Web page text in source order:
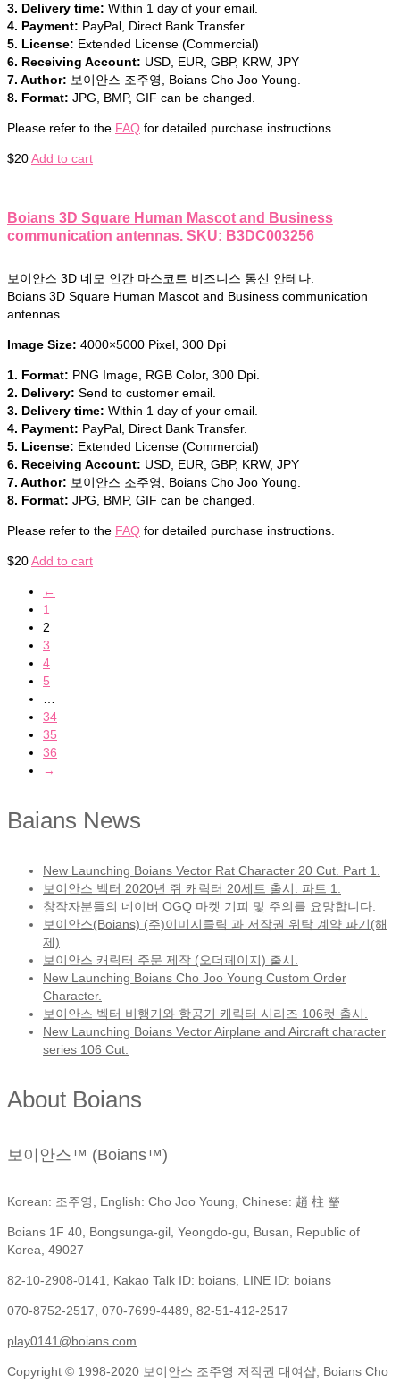
3. Delivery time: Within 1 day of your email.
4. Payment: PayPal, Direct Bank Transfer.
5. License: Extended License (Commercial)
6. Receiving Account: USD, EUR, GBP, KRW, JPY
7. Author: 보이안스 조주영, Boians Cho Joo Young.
8. Format: JPG, BMP, GIF can be changed.
Please refer to the FAQ for detailed purchase instructions.
$20Add to cart
Boians 3D Square Human Mascot and Business
communication antennas. SKU: B3DC003256
보이안스 3D 네모 인간 마스코트 비즈니스 통신 안테나.
Boians 3D Square Human Mascot and Business communication
antennas.
Image Size: 4000×5000 Pixel, 300 Dpi
1. Format: PNG Image, RGB Color, 300 Dpi.
2. Delivery: Send to customer email.
3. Delivery time: Within 1 day of your email.
4. Payment: PayPal, Direct Bank Transfer.
5. License: Extended License (Commercial)
6. Receiving Account: USD, EUR, GBP, KRW, JPY
7. Author: 보이안스 조주영, Boians Cho Joo Young.
8. Format: JPG, BMP, GIF can be changed.
Please refer to the FAQ for detailed purchase instructions.
$20Add to cart
←
1
2
3
4
5
34
35
36
→
Baians News
New Launching Boians Vector Rat Character 20 Cut. Part 1.
보이안스 벡터 2020년 쥐 캐릭터 20세트 출시. 파트 1.
창작자분들의 네이버 OGQ 마켓 기피 및 주의를 요망합니다.
보이안스(Boians) (주)이미지클릭 과 저작권 위탁 계약 파기(해
제)
보이안스 캐릭터 주문 제작 (오더페이지) 출시.
New Launching Boians Cho Joo Young Custom Order
Character.
보이안스 벡터 비행기와 항공기 캐릭터 시리즈 106컷 출시.
New Launching Boians Vector Airplane and Aircraft character
series 106 Cut.
About Boians
보이안스™ (Boians™)
Korean: 조주영, English: Cho Joo Young, Chinese: 趙 柱 瑩
Boians 1F 40, Bongsunga-gil, Yeongdo-gu, Busan, Republic of
Korea, 49027
82-10-2908-0141, Kakao Talk ID: boians, LINE ID: boians
070-8752-2517, 070-7699-4489, 82-51-412-2517
play0141@boians.com
Copyright © 1998-2020 보이안스 조주영 저작권 대여샵, Boians Cho